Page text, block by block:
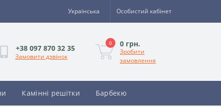
Українська Особистий кабінет
+38 097 870 32 35
Замовити дзвінок
0 0 грн.
Зробити
замовлення
Камінні решітки Барбекю